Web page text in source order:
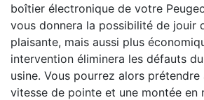
boîtier électronique de votre
vous donnera la possibilité de jouir
plaisante, mais aussi plus
intervention éliminera les défauts
usine. Vous pourrez alors prétendre
vitesse de pointe et une montée en